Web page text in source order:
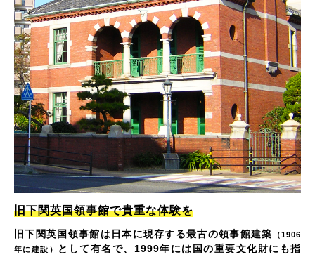
旧下関英国領事館で貴重な体験を
旧下関英国領事館は日本に現存する最古の領事館建築
（1906
年に建設）
として有名で、1999年には国の重要文化財にも指